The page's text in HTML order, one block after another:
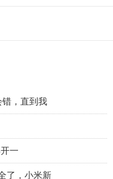
，直到我
一
了，小米新